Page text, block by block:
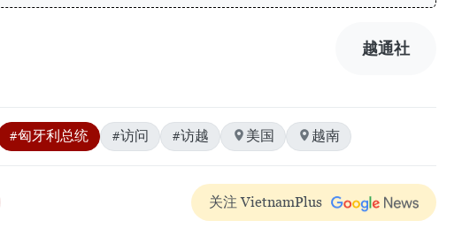
越通社
#匈牙利总统 #访问 #访越 美国 越南
关注 VietnamPlus